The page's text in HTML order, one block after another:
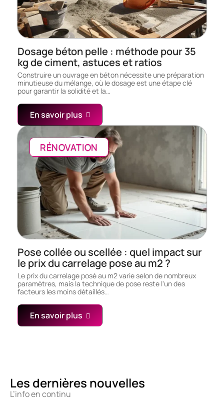
Dosage béton pelle : méthode pour 35
kg de ciment, astuces et ratios
Construire un ouvrage en béton nécessite une préparation
minutieuse du mélange, où le dosage est une étape clé
pour garantir la solidité et la…
En savoir plus
RÉNOVATION
Pose collée ou scellée : quel impact sur
le prix du carrelage pose au m2 ?
Le prix du carrelage posé au m2 varie selon de nombreux
paramètres, mais la technique de pose reste l'un des
facteurs les moins détaillés…
En savoir plus
Les dernières nouvelles
L’info en continu